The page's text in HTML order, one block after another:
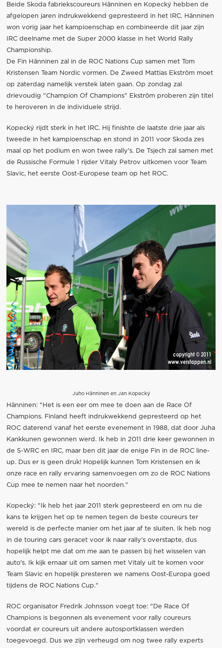
Beide Skoda fabriekscoureurs Hänninen en Kopecký hebben de
afgelopen jaren indrukwekkend gepresteerd in het IRC. Hänninen
won vorig jaar het kampioenschap en combineerde dit jaar zijn
IRC deelname met de Super 2000 klasse in het World Rally
Championship.
De Fin Hänninen zal in de ROC Nations Cup samen met Tom
Kristensen Team Nordic vormen. De Zweed Mattias Ekström moet
op zaterdag namelijk verstek laten gaan. Op zondag zal
drievoudig "Champion Of Champions" Ekström proberen zijn titel
te heroveren in de individuele strijd.
Kopecký rijdt sterk in het IRC. Hij finishte de laatste drie jaar als
tweede in het kampioenschap en stond in 2011 voor Skoda zes
maal op het podium en won twee rally's. De Tsjech zal samen met
de Russische Formule 1 rijder Vitaly Petrov uitkomen voor Team
Slavic, het eerste Oost-Europese team op het ROC.
Juho Hänninen en Jan Kopecký
Hänninen: "Het is een eer om mee te doen aan de Race Of
Champions. Finland heeft indrukwekkend gepresteerd op het
ROC daterend vanaf het eerste evenement in 1988, dat door Juha
Kankkunen gewonnen werd. Ik heb in 2011 drie keer gewonnen in
de S-WRC en IRC, maar ben dit jaar de enige Fin in de ROC line-
up. Dus er is geen druk! Hopelijk kunnen Tom Kristensen en ik
onze race en rally ervaring samenvoegen om zo de ROC Nations
Cup mee te nemen naar het noorden."
Kopecký: "Ik heb het jaar 2011 sterk gepresteerd en om nu de
kans te krijgen het op te nemen tegen de beste coureurs ter
wereld is de perfecte manier om het jaar af te sluiten. Ik heb nog
in de touring cars geracet voor ik naar rally's overstapte, dus
hopelijk helpt me dat om me aan te passen bij het wisselen van
auto's. Ik kijk ernaar uit om samen met Vitaly uit te komen voor
Team Slavic en hopelijk presteren we namens Oost-Europa goed
tijdens de ROC Nations Cup."
ROC organisator Fredrik Johnsson voegt toe: "De Race Of
Champions is begonnen als evenement voor rally coureurs
voordat er coureurs uit andere autosportklassen werden
toegevoegd. Dus we zijn verheugd om nog twee rally experts